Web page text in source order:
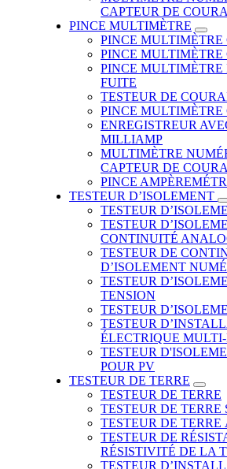
CAPTEUR DE
PINCE MULTIMÈTRE
PINCE MULTIMÈTRE
PINCE MULTIMÈTRE
PINCE
FUITE
TESTEUR DE
PINCE
ENREGISTREUR
MILLIAMP
MULTIMÈTRE
CAPTEUR DE
PINCE
TESTEUR D’ISOLEMENT
TESTEUR
TESTEUR
CONTINUITÉ
TESTEUR DE
D’ISOLEMENT
TESTEUR
TENSION
TESTEUR
TESTEUR
ÉLECTRIQUE
TESTEUR
POUR PV
TESTEUR DE TERRE
TESTEUR DE TERRE
TESTEUR DE TERRE
TESTEUR DE TERRE
TESTEUR DE
RÉSISTIVITÉ DE LA
TESTEUR